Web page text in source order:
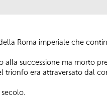
Roma imperiale che
alla successione ma morto
trionfo era attraversato dal